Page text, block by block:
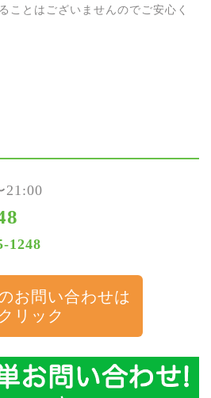
ことはございませんのでご安心く
21:00
1248
お問い合わせは
リック